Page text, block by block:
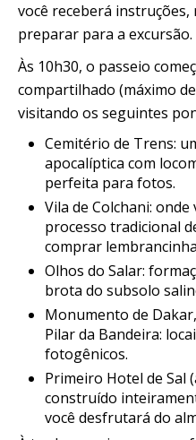
você receberá instruções,
preparar para a excursão.
Às 10h30, o passeio
compartilhado (máximo
visitando os seguintes
Cemitério de Trens:
apocalíptica com
perfeita para fotos.
Vila de Colchani:
processo tradicional
comprar
Olhos do Salar:
brota do subsolo
Monumento de
Pilar da Bandeira:
fotogênicos.
Primeiro Hotel de Sal
construído
você desfrutará do